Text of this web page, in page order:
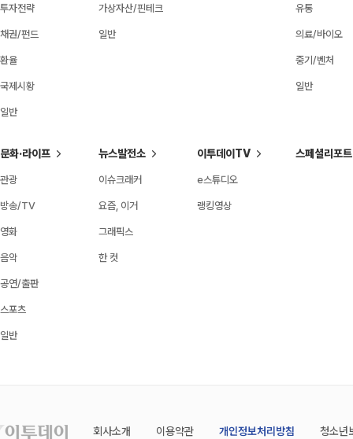
투자전략
채권/펀드
환율
국제시황
일반
가상자산/핀테크
일반
유통
의료/바이오
중기/벤처
일반
문화·라이프
관광
방송/TV
영화
음악
공연/출판
스포츠
일반
뉴스발전소
이슈크래커
요즘, 이거
그래픽스
한 컷
이투데이TV
e스튜디오
랭킹영상
스페셜리포트
회사소개 이용약관 개인정보처리방침 청소년